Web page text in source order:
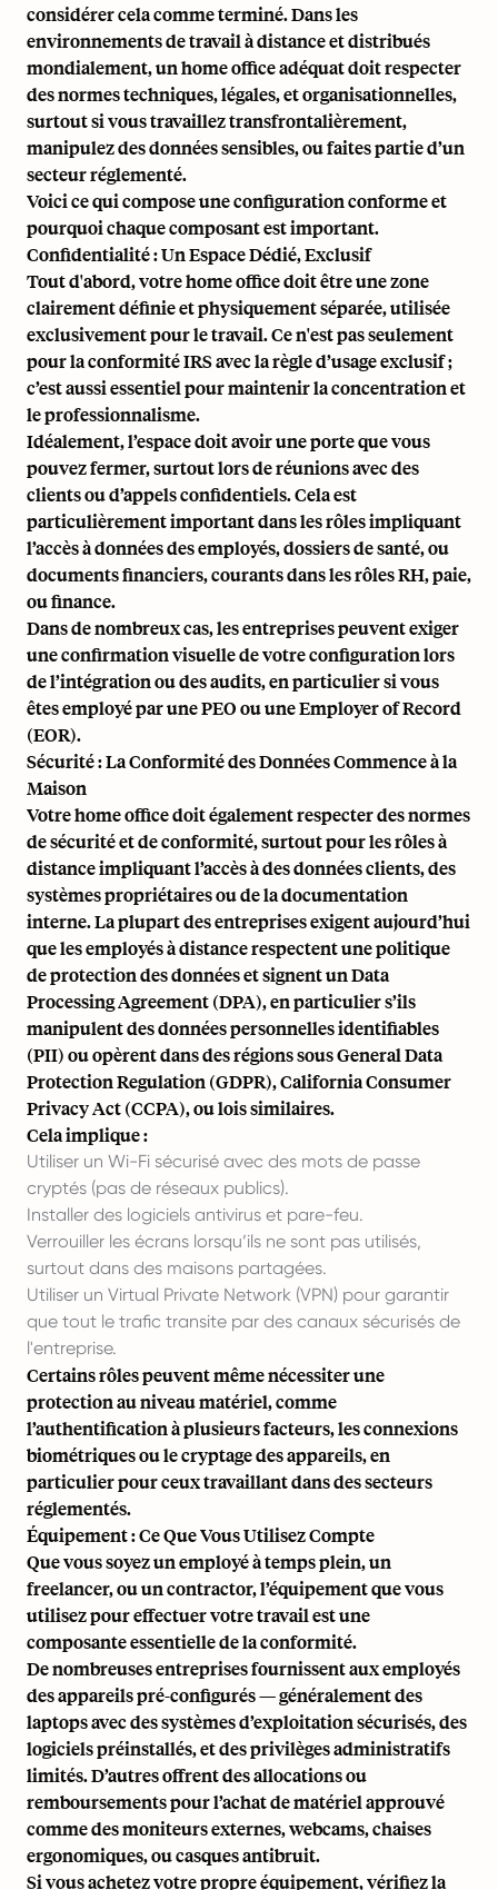
considérer cela comme terminé. Dans les
environnements de travail à distance et distribués
mondialement, un home office adéquat doit respecter
des normes techniques, légales, et organisationnelles,
surtout si vous travaillez transfrontalièrement,
manipulez des données sensibles, ou faites partie d’un
secteur réglementé.
Voici ce qui compose une configuration conforme et
pourquoi chaque composant est important.
Confidentialité : Un Espace Dédié, Exclusif
Tout d'abord, votre home office doit être une zone
clairement définie et physiquement séparée, utilisée
exclusivement pour le travail. Ce n'est pas seulement
pour la conformité IRS avec la règle d’usage exclusif ;
c’est aussi essentiel pour maintenir la concentration et
le professionnalisme.
Idéalement, l’espace doit avoir une porte que vous
pouvez fermer, surtout lors de réunions avec des
clients ou d’appels confidentiels. Cela est
particulièrement important dans les rôles impliquant
l’accès àdonnées des employés,dossiers de santé, ou
documents financiers, courants dans les rôles RH, paie,
ou finance.
Dans de nombreux cas, les entreprises peuvent exiger
une confirmation visuelle de votre configuration lors
de l’intégration ou des audits, en particulier si vous
êtes employé par une PEO ou uneEmployer of Record
(EOR).
Sécurité : La Conformité des Données Commence à la
Maison
Votre home office doit également respecter des normes
de sécurité et de conformité, surtout pour les rôles à
distance impliquant l’accès à des données clients, des
systèmes propriétaires ou de la documentation
interne. La plupart des entreprises exigent aujourd’hui
que les employés à distance respectent unepolitique
de protection des donnéeset signent unData
Processing Agreement (DPA),en particulier s’ils
manipulent desdonnées personnelles identifiables
(PII)ou opèrent dans des régions sousGeneral Data
Protection Regulation (GDPR),California Consumer
Privacy Act (CCPA), ou lois similaires.
Cela implique :
Utiliser un Wi-Fi sécurisé avec des mots de passe
cryptés (pas de réseaux publics).
Installer des logiciels antivirus et pare-feu.
Verrouiller les écrans lorsqu’ils ne sont pas utilisés,
surtout dans des maisons partagées.
Utiliser un Virtual Private Network (VPN) pour garantir
que tout le trafic transite par des canaux sécurisés de
l'entreprise.
Certains rôles peuvent même nécessiter une
protection au niveau matériel, comme
l’authentification à plusieurs facteurs, les connexions
biométriques ou le cryptage des appareils, en
particulier pour ceux travaillant dans des secteurs
réglementés.
Équipement : Ce Que Vous Utilisez Compte
Que vous soyez un employé à temps plein, un
freelancer, ou un contractor, l’équipement que vous
utilisez pour effectuer votre travail est une
composante essentielle de la conformité.
De nombreuses entreprises fournissent aux employés
des appareils pré-configurés — généralement des
laptops avec des systèmes d’exploitation sécurisés, des
logiciels préinstallés, et des privilèges administratifs
limités. D’autres offrent des allocations ou
remboursements pour l’achat de matériel approuvé
comme des moniteurs externes, webcams, chaises
ergonomiques, ou casques antibruit.
Si vous achetez votre propre équipement, vérifiez la